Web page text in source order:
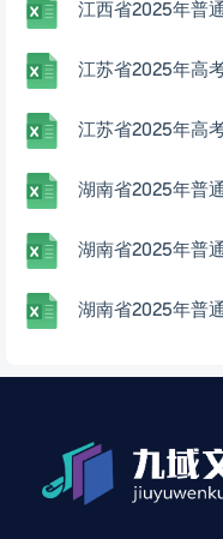
江西省2025年普
江苏省2025年高
江苏省2025年高